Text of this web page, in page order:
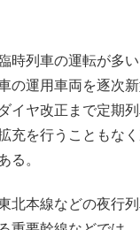
時列車の運転が多
の運用車両を逐次
イヤ改正まで定期
充を行うこともな
る。
北本線などの夜行